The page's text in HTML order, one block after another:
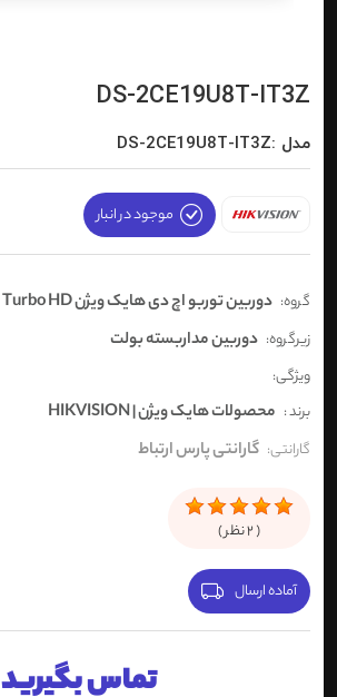
DS-2CE19U8T-IT3Z
مدل :DS-2CE19U8T-IT3Z
موجود در انبار
گروه: دوربین توربو اچ دی هایک ویژن Turbo HD
زیرگروه: دوربین مداربسته بولت
ویژگی:
برند : محصولات هایک ویژن | HIKVISION
گارانتی: گارانتی پارس ارتباط
(
2نظر )
آماده ارسال
تماس بگیرید